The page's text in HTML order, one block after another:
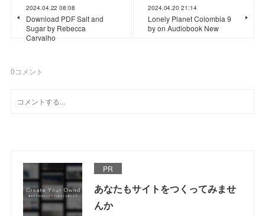
2024.04.22 08:08
Download PDF Salt and
Sugar by Rebecca
Carvalho
2024.04.20 21:14
Lonely Planet Colombia 9
by on Audiobook New
0コメント
PR
あなたもサイトをつくってみませ
んか